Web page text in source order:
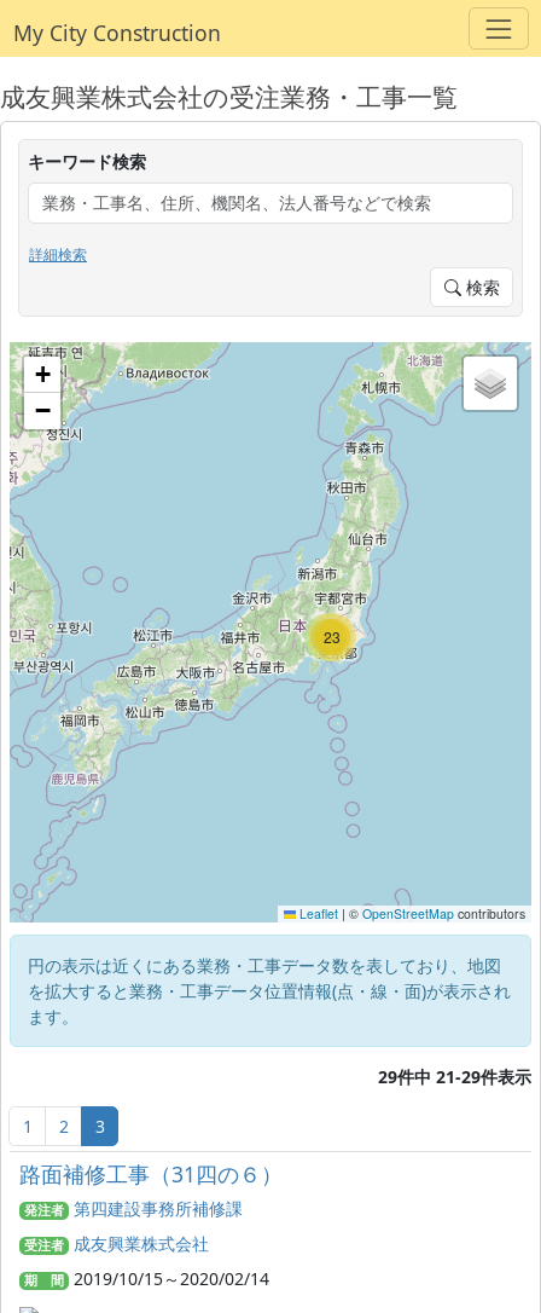
My City Construction
成友興業株式会社の受注業務・工事一覧
キーワード検索
詳細検索
検索
6
23
+
−
Leaflet | © OpenStreetMap contributors
円の表示は近くにある業務・工事データ数を表しており、地図
を拡大すると業務・工事データ位置情報(点・線・面)が表示され
ます。
29件中 21-29件表示
1 2 3
路面補修工事（31四の６）
発注者 第四建設事務所補修課
受注者 成友興業株式会社
期 間 2019/10/15～2020/02/14